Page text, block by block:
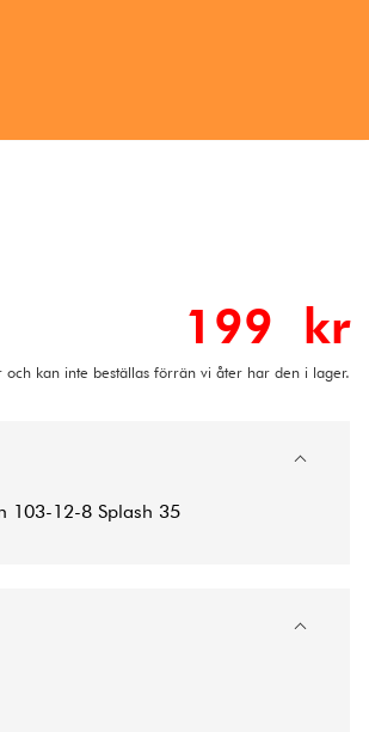
199 kr
kan inte beställas förrän vi åter har den i lager.
103-12-8 Splash 35